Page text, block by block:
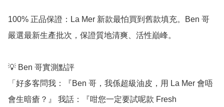
100% 正品保證：La Mer 新款最怕買到舊款填充。Ben 哥
嚴選最新生產批次，保證質地清爽、活性巔峰。
💡 Ben 哥實測點評
「好多客問我：『Ben 哥，我係超級油皮，用 La Mer 會唔
會生暗瘡？』 我話：『咁您一定要試呢款 Fresh